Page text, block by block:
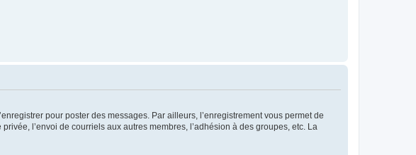
pour poster des messages. Par ailleurs, l’enregistrement vous permet de
l’envoi de courriels aux autres membres, l’adhésion à des groupes, etc. La